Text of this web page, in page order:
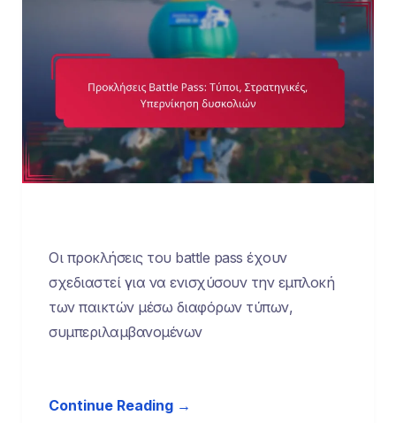
Οι προκλήσεις του battle pass έχουν
σχεδιαστεί για να ενισχύσουν την εμπλοκή
των παικτών μέσω διαφόρων τύπων,
συμπεριλαμβανομένων
Continue Reading →